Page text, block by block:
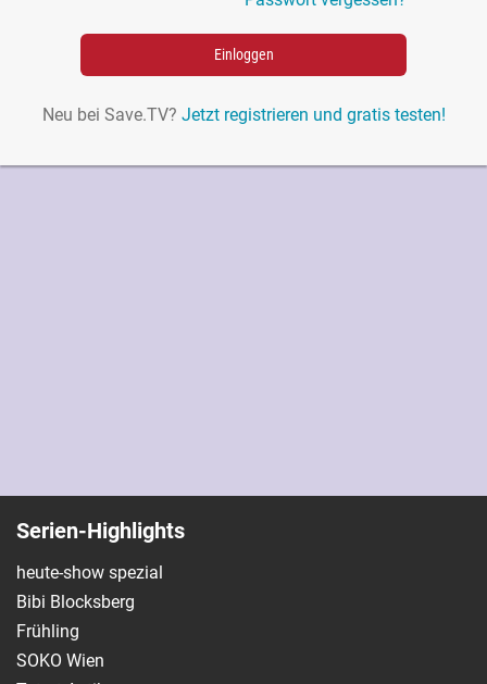
Einloggen
Neu bei Save.TV? Jetzt registrieren und gratis testen!
Serien-Highlights
heute-show spezial
Bibi Blocksberg
Frühling
SOKO Wien